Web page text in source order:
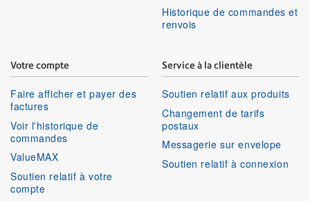
Historique de commandes et
renvois
Votre compte
Faire afficher et payer des
factures
Voir l'historique de
commandes
ValueMAX
Soutien relatif à votre
compte
Service à la clientèle
Soutien relatif aux produits
Changement de tarifs
postaux
Messagerie sur envelope
Soutien relatif à connexion